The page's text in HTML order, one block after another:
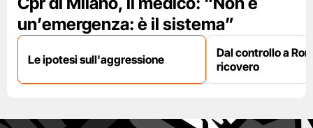
un’emergenza: è il sistema”
Le ipotesi sull'aggressione
Dal controllo a
ricovero